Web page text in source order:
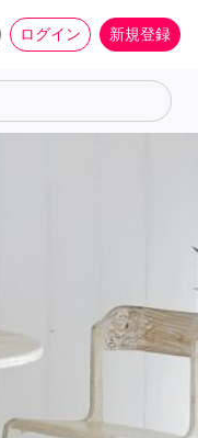
ログイン 新規登録